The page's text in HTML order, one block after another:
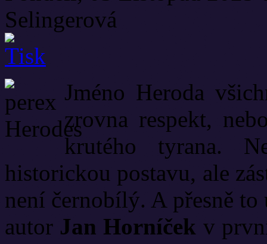
Selingerová
Jméno Heroda
zrovna respekt,
krutého tyrana.
historickou postavu, ale
není černobílý. A přesně
autor Jan Horníček v